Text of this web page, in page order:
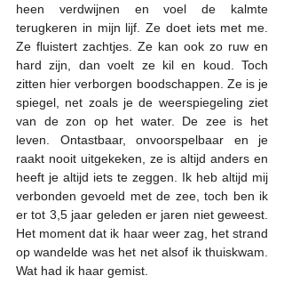
heen verdwijnen en voel de kalmte
terugkeren in mijn lijf. Ze doet iets met me.
Ze fluistert zachtjes. Ze kan ook zo ruw en
hard zijn, dan voelt ze kil en koud. Toch
zitten hier verborgen boodschappen. Ze is je
spiegel, net zoals je de weerspiegeling ziet
van de zon op het water. De zee is het
leven. Ontastbaar, onvoorspelbaar en je
raakt nooit uitgekeken, ze is altijd anders en
heeft je altijd iets te zeggen. Ik heb altijd mij
verbonden gevoeld met de zee, toch ben ik
er tot 3,5 jaar geleden er jaren niet geweest.
Het moment dat ik haar weer zag, het strand
op wandelde was het net alsof ik thuiskwam.
Wat had ik haar gemist.